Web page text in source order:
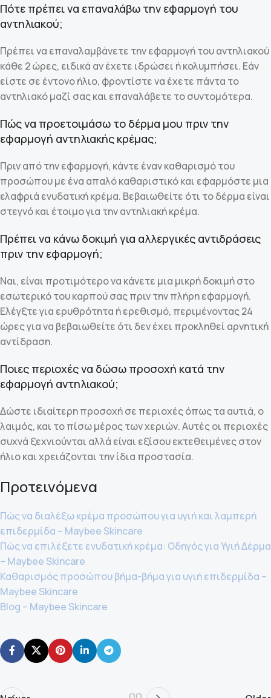
Πότε πρέπει να επαναλάβω την εφαρμογή του
αντηλιακού;
Πρέπει να επαναλαμβάνετε την εφαρμογή του αντηλιακού
κάθε 2 ώρες, ειδικά αν έχετε ιδρώσει ή κολυμπήσει. Εάν
είστε σε έντονο ήλιο, φροντίστε να έχετε πάντα το
αντηλιακό μαζί σας και επαναλάβετε το συντομότερα.
Πώς να προετοιμάσω το δέρμα μου πριν την
εφαρμογή αντηλιακής κρέμας;
Πριν από την εφαρμογή, κάντε έναν καθαρισμό του
προσώπου με ένα απαλό καθαριστικό και εφαρμόστε μια
ελαφριά ενυδατική κρέμα. Βεβαιωθείτε ότι το δέρμα είναι
στεγνό και έτοιμο για την αντηλιακή κρέμα.
Πρέπει να κάνω δοκιμή για αλλεργικές αντιδράσεις
πριν την εφαρμογή;
Ναι, είναι προτιμότερο να κάνετε μια μικρή δοκιμή στο
εσωτερικό του καρπού σας πριν την πλήρη εφαρμογή.
Ελέγξτε για ερυθρότητα ή ερεθισμό, περιμένοντας 24
ώρες για να βεβαιωθείτε ότι δεν έχει προκληθεί αρνητική
αντίδραση.
Ποιες περιοχές να δώσω προσοχή κατά την
εφαρμογή αντηλιακού;
Δώστε ιδιαίτερη προσοχή σε περιοχές όπως τα αυτιά, ο
λαιμός, και το πίσω μέρος των χεριών. Αυτές οι περιοχές
συχνά ξεχνιούνται αλλά είναι εξίσου εκτεθειμένες στον
ήλιο και χρειάζονται την ίδια προστασία.
Προτεινόμενα
Πώς να διαλέξω κρέμα προσώπου για υγιή και λαμπερή
επιδερμίδα – Maybee Skincare
Πώς να επιλέξετε ενυδατική κρέμα: Οδηγός για Υγιή Δέρμα
– Maybee Skincare
Καθαρισμός προσώπου βήμα-βήμα για υγιή επιδερμίδα –
Maybee Skincare
Blog – Maybee Skincare